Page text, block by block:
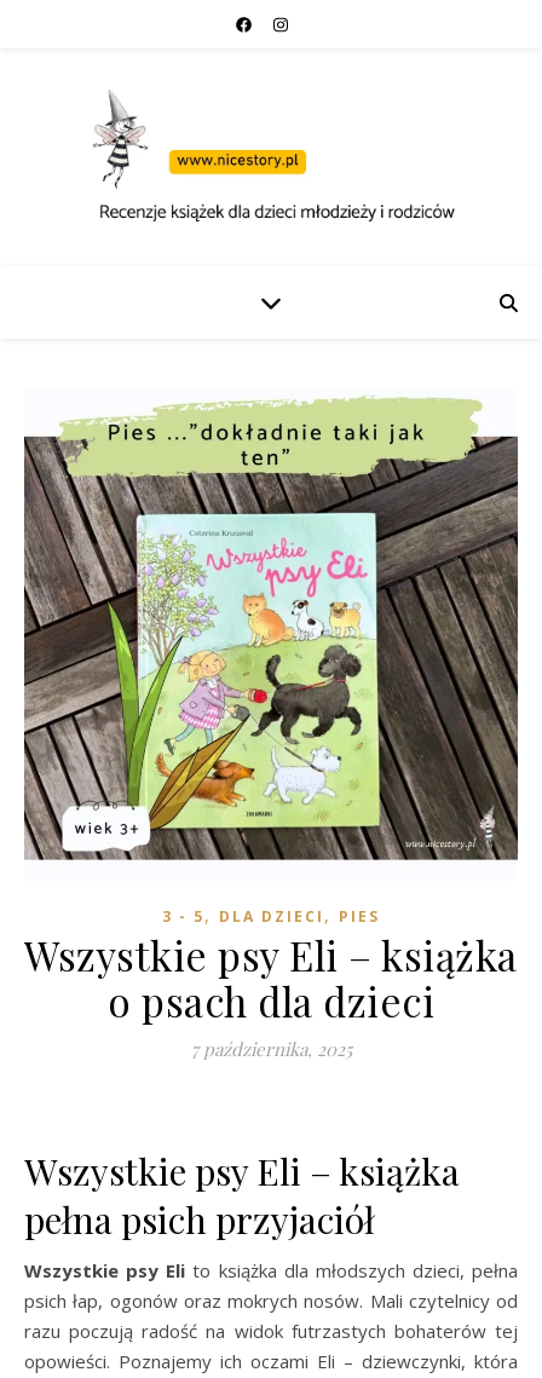
3 - 5, DLA DZIECI , PIES
Wszystkie psy Eli – książka
o psach dla dzieci
7 października, 2025
Wszystkie psy Eli – książka
pełna psich przyjaciół
Wszystkie psy Eli to książka dla młodszych dzieci, pełna
psich łap, ogonów oraz mokrych nosów. Mali czytelnicy od
razu poczują radość na widok futrzastych bohaterów tej
opowieści. Poznajemy ich oczami Eli – dziewczynki, która